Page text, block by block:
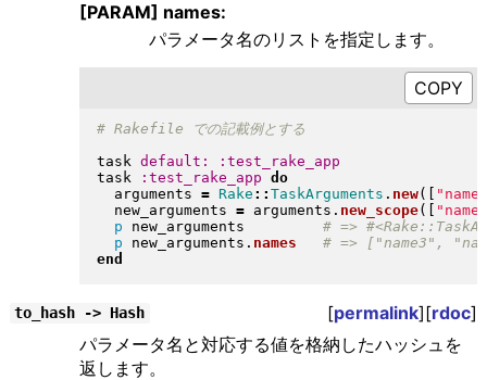
[PARAM] names:
パラメータ名のリストを指定します。
task default:
:test_rake_app
task
:test_rake_app do
  arguments
= Rake :: TaskArguments . new( " name1
  new_arguments
= arguments . new_scope( " name3
p new_arguments
p new_arguments . names
end
to_hash -> Hash [permalink][rdoc]
パラメータ名と対応する値を格納したハッシュを
返します。